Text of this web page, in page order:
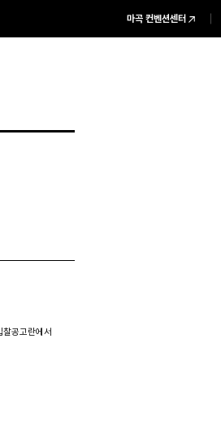
마곡 컨벤션센터
찰공고란에서